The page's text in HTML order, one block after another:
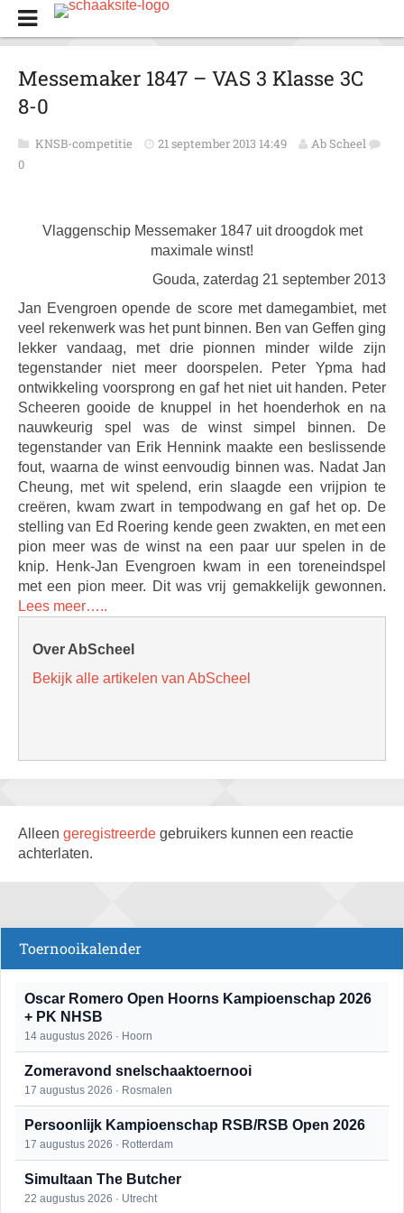
Messemaker 1847 – VAS 3 Klasse 3C
8-0
KNSB-competitie 21 september 2013 14:49
Ab Scheel
0
Vlaggenschip Messemaker 1847 uit droogdok met
maximale winst!
Gouda, zaterdag 21 september 2013
Jan Evengroen opende de score met damegambiet, met
veel rekenwerk was het punt binnen. Ben van Geffen ging
lekker vandaag, met drie pionnen minder wilde zijn
tegenstander niet meer doorspelen. Peter Ypma had
ontwikkeling voorsprong en gaf het niet uit handen. Peter
Scheeren gooide de knuppel in het hoenderhok en na
nauwkeurig spel was de winst simpel binnen. De
tegenstander van Erik Hennink maakte een beslissende
fout, waarna de winst eenvoudig binnen was. Nadat Jan
Cheung, met wit spelend, erin slaagde een vrijpion te
creëren, kwam zwart in tempodwang en gaf het op. De
stelling van Ed Roering kende geen zwakten, en met een
pion meer was de winst na een paar uur spelen in de
knip. Henk-Jan Evengroen kwam in een toreneindspel
met een pion meer. Dit was vrij gemakkelijk gewonnen.
Lees meer…..
Over AbScheel
Bekijk alle artikelen van AbScheel
Alleen geregistreerde gebruikers kunnen een reactie
achterlaten.
Toernooikalender
Oscar Romero Open Hoorns Kampioenschap 2026
+ PK NHSB
14 augustus 2026 · Hoorn
Zomeravond snelschaaktoernooi
17 augustus 2026 · Rosmalen
Persoonlijk Kampioenschap RSB/RSB Open 2026
17 augustus 2026 · Rotterdam
Simultaan The Butcher
22 augustus 2026 · Utrecht